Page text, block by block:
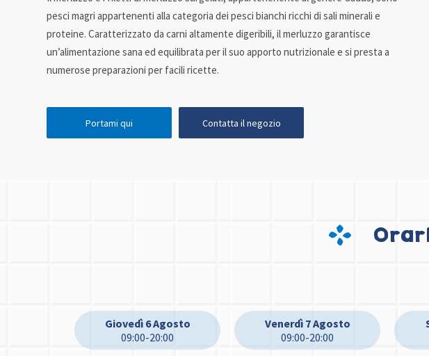
pesci magri appartenenti alla categoria dei pesci bianchi ricchi di sali minerali e
proteine. Caratterizzato da carni altamente digeribili, il merluzzo garantisce
un’alimentazione sana ed equilibrata per il suo apporto nutrizionale e si presta a
numerose preparazioni per facili ricette.
Portami qui Contatta il negozio
Giovedì 6 Agosto
09:00-20:00
Venerdì 7 Agosto
09:00-20:00